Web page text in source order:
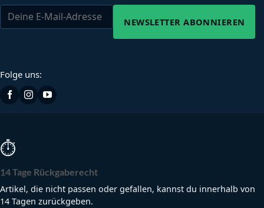
NEWSLETTER ABONNIEREN
Folge uns:
⏱
14 Tage Rückgaberecht
Artikel, die nicht passen oder gefallen, kannst du innerhalb von
14 Tagen zurückgeben.